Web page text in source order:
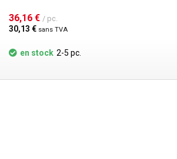
chaleur et rétablit rapidement la température
"plug and play" la rend facile et rapide à utiliser
pointe a une longueur de 3,5 mm et une largeur
fabriquée dans un alliage de haute qualité qui
36,16 € / pc.
30,13 € sans TVA
en stock 2-5 pc.